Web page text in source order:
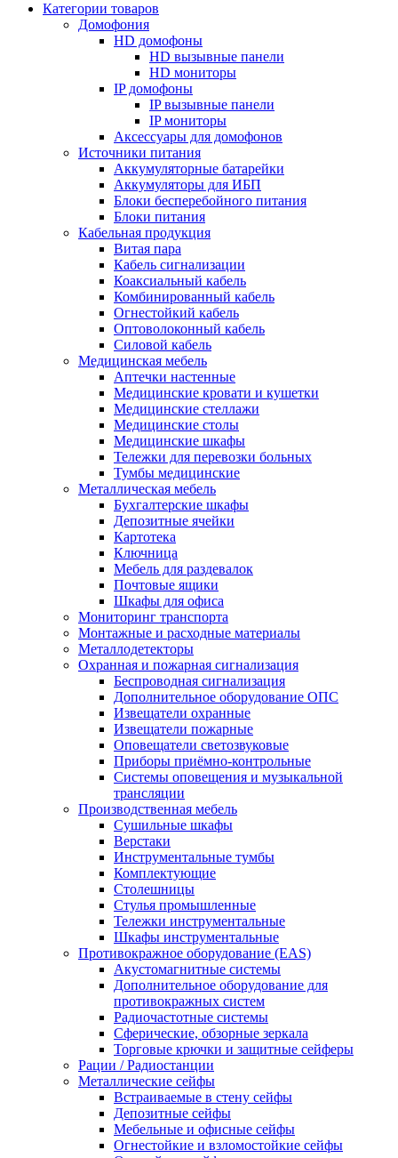
Категории товаров
Домофония
HD домофоны
HD вызывные панели
HD мониторы
IP домофоны
IP вызывные панели
IP мониторы
Аксессуары для домофонов
Источники питания
Аккумуляторные батарейки
Аккумуляторы для ИБП
Блоки бесперебойного питания
Блоки питания
Кабельная продукция
Витая пара
Кабель сигнализации
Коаксиальный кабель
Комбинированный кабель
Огнестойкий кабель
Оптоволоконный кабель
Силовой кабель
Медицинская мебель
Аптечки настенные
Медицинские кровати и кушетки
Медицинские стеллажи
Медицинские столы
Медицинские шкафы
Тележки для перевозки больных
Тумбы медицинские
Металлическая мебель
Бухгалтерские шкафы
Депозитные ячейки
Картотека
Ключница
Мебель для раздевалок
Почтовые ящики
Шкафы для офиса
Мониторинг транспорта
Монтажные и расходные материалы
Металлодетекторы
Охранная и пожарная сигнализация
Беспроводная сигнализация
Дополнительное оборудование ОПС
Извещатели охранные
Извещатели пожарные
Оповещатели светозвуковые
Приборы приёмно-контрольные
Системы оповещения и музыкальной
трансляции
Производственная мебель
Cушильные шкафы
Верстаки
Инструментальные тумбы
Комплектующие
Столешницы
Стулья промышленные
Тележки инструментальные
Шкафы инструментальные
Противокражное оборудование (EAS)
Акустомагнитные системы
Дополнительное оборудование для
противокражных систем
Радиочастотные системы
Сферические, обзорные зеркала
Торговые крючки и защитные сейферы
Рации / Радиостанции
Металлические сейфы
Встраиваемые в стену сейфы
Депозитные сейфы
Мебельные и офисные сейфы
Огнестойкие и взломостойкие сейфы